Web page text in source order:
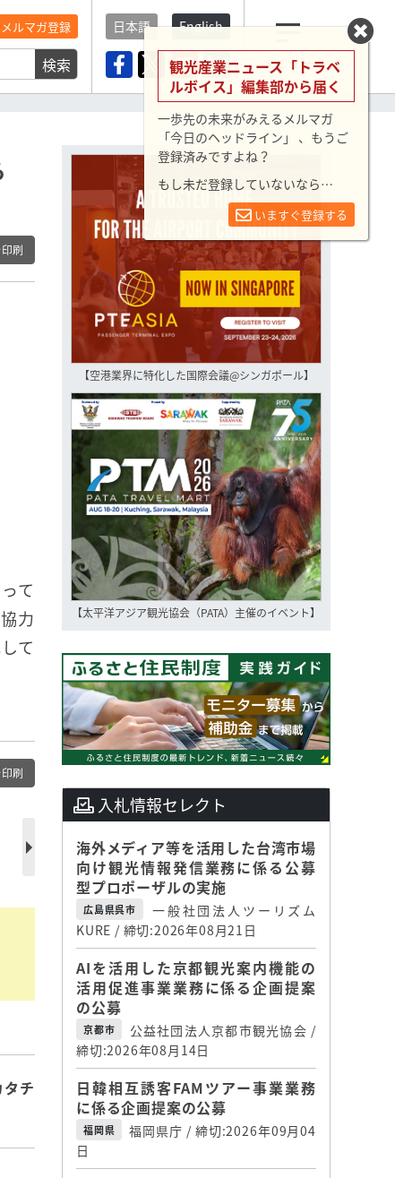
メルマガ登録
検索
日本語 English
メニュー
刷
て
力
て
刷
チ
【空港業界に特化した国際会議@シンガポール】
【太平洋アジア観光協会（PATA）主催のイベント】
入札情報セレクト
海外メディア等を活用した台湾市場
向け観光情報発信業務に係る公募
型プロポーザルの実施
広島県呉市
一般社団法人ツーリズム
KURE / 締切:2026年08月21日
AIを活用した京都観光案内機能の
活用促進事業業務に係る企画提案
の公募
京都市
公益社団法人京都市観光協会 /
締切:2026年08月14日
日韓相互誘客FAMツアー事業業務
に係る企画提案の公募
福岡県
福岡県庁 / 締切:2026年09月04
日
観光産業ニュース「トラベ
ルボイス」編集部から届く
一歩先の未来がみえるメルマガ
「今日のヘッドライン」 、もうご
登録済みですよね？
もし未だ登録していないなら…
いますぐ登録する